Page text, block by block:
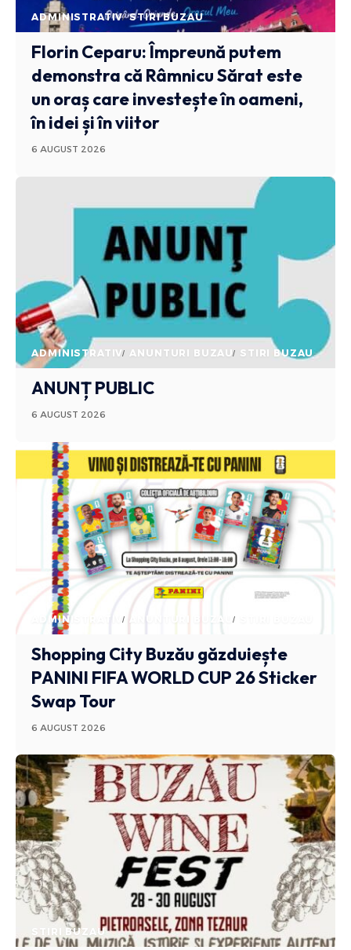
ADMINISTRATIV STIRI BUZAU
Florin Ceparu: Împreună putem
demonstra că Râmnicu Sărat este
un oraș care investește în oameni,
în idei și în viitor
6 AUGUST 2026
ADMINISTRATIV ANUNTURI BUZAU STIRI BUZAU
ANUNȚ PUBLIC
6 AUGUST 2026
ADMINISTRATIV ANUNTURI BUZAU
Shopping City Buzău găzduiește
PANINI FIFA WORLD CUP 26 Sticker
Swap Tour
6 AUGUST 2026
STIRI BUZAU